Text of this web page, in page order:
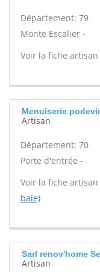
Département: 79
Monte Escalier -
Voir la fiche artisan
Menuiserie
Artisan
Département: 70
Porte d'entrée -
Voir la fiche artisan
baie)
Sarl renov'home
Artisan